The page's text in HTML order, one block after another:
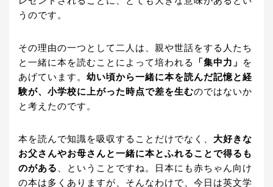
うのです。
その理由の一つとして二人は、親や世話をする人たち
と一緒に本を読むことによって培われる
「集中力」
を
あげています。 幼い頃から一緒に本を読んだ記憶と経
験が、小学校に上がった時点で差を生むのではないか
と考えたのです。
本を読んで知識を吸収することだけでなく、 大好きな
お父さんやお母さんと一緒に本とふれることで得るも
のがある 、ということですね。日本にも赤ちゃん向け
の本は多くありますが、そんなわけで、今日は英文学